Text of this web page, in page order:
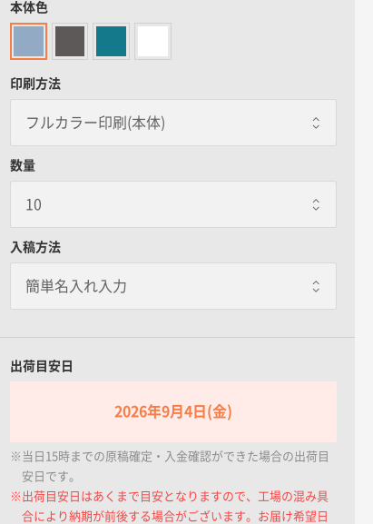
本体色
印刷方法
数量
入稿方法
出荷目安日
2026年9月4日(金)
※当日15時までの原稿確定・入金確認ができた場合の出荷目
安日です。
※出荷目安日はあくまで目安となりますので、工場の混み具
合により納期が前後する場合がございます。お届け希望日